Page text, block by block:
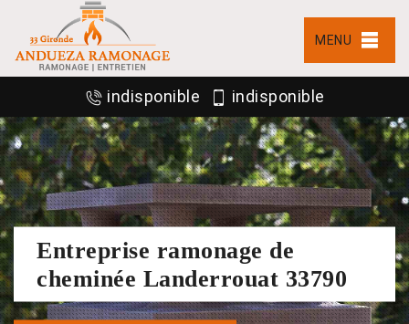
MENU
indisponible indisponible
Entreprise ramonage de
cheminée Landerrouat 33790